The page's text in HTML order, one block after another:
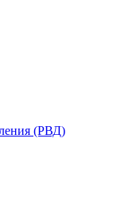
(РВД)